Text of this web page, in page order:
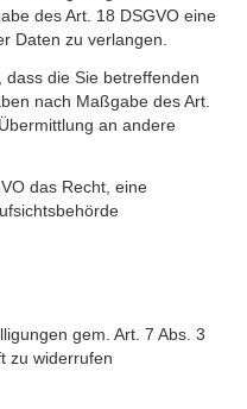
des Art. 18 DSGVO eine
Daten zu verlangen.
die Sie betreffenden
nach Maßgabe des Art.
an andere
das Recht, eine
gem. Art. 7 Abs. 3
zu widerrufen